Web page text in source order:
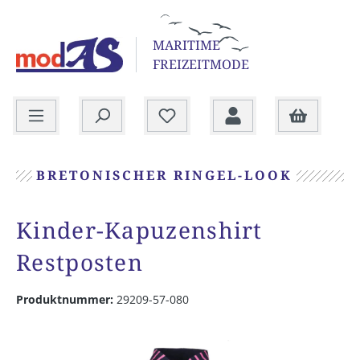
MARITIME
FREIZEITMODE
BRETONISCHER RINGEL-LOOK
Kinder-Kapuzenshirt
Restposten
Produktnummer: 29209-57-080
Bildergalerie überspringen